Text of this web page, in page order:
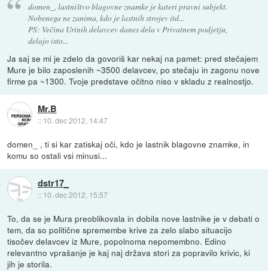
domen_, lastništvo blagovne znamke je kateri pravni subjekt.
Nobenega ne zanima, kdo je lastnih strojev itd...
PS: Večina Urinih delavcev danes dela v Privatnem podjetju,
delajo isto...
Ja saj se mi je zdelo da govoriš kar nekaj na pamet: pred stečajem
Mure je bilo zaposlenih ~3500 delavcev, po stečaju in zagonu nove
firme pa ~1300. Tvoje predstave očitno niso v skladu z realnostjo.
Mr.B
:: 10. dec 2012, 14:47
domen_ , ti si kar zatiskaj oči, kdo je lastnik blagovne znamke, in
komu so ostali vsi minusi...
dstr17_
:: 10. dec 2012, 15:57
To, da se je Mura preoblikovala in dobila nove lastnike je v debati o
tem, da so politične spremembe krive za zelo slabo situacijo
tisočev delavcev iz Mure, popolnoma nepomembno. Edino
relevantno vprašanje je kaj naj država stori za popravilo krivic, ki
jih je storila.